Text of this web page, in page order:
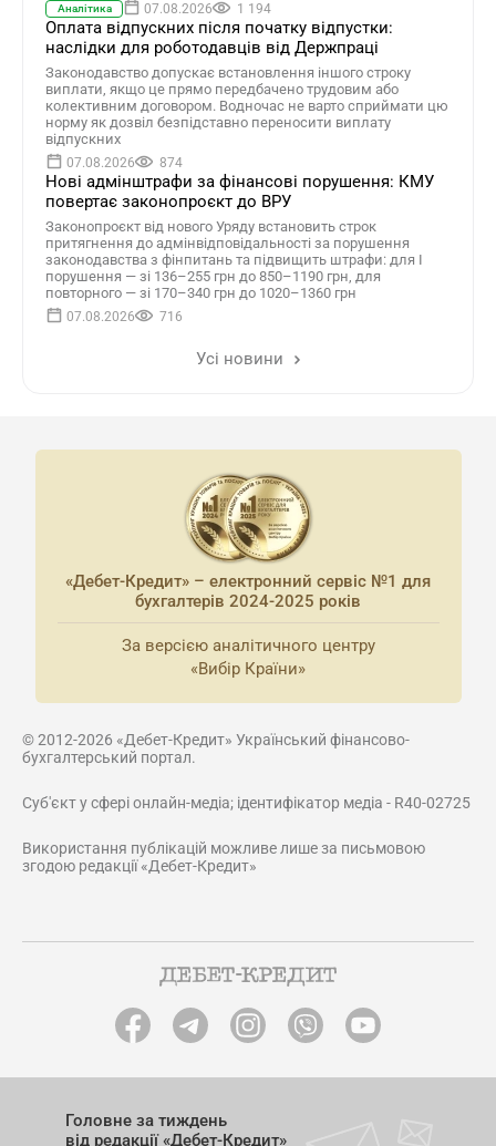
Аналітика 07.08.2026 1 194
Оплата відпускних після початку відпустки:
наслідки для роботодавців від Держпраці
Законодавство допускає встановлення іншого строку
виплати, якщо це прямо передбачено трудовим або
колективним договором. Водночас не варто сприймати цю
норму як дозвіл безпідставно переносити виплату
відпускних
07.08.2026 874
Нові адмінштрафи за фінансові порушення: КМУ
повертає законопроєкт до ВРУ
Законопроєкт від нового Уряду встановить строк
притягнення до адмінвідповідальності за порушення
законодавства з фінпитань та підвищить штрафи: для І
порушення — зі 136–255 грн до 850–1190 грн, для
повторного — зі 170–340 грн до 1020–1360 грн
07.08.2026 716
Усі новини
«Дебет-Кредит» – електронний сервіс №1 для
бухгалтерів 2024-2025 років
За версією аналітичного центру
«Вибір Країни»
© 2012-2026 «Дебет-Кредит» Український фінансово-
бухгалтерський портал.
Суб'єкт у сфері онлайн-медіа; ідентифікатор медіа - R40-02725
Використання публікацій можливе лише за письмовою
згодою редакції «Дебет-Кредит»
Головне за тиждень
від редакції «Дебет-Кредит»